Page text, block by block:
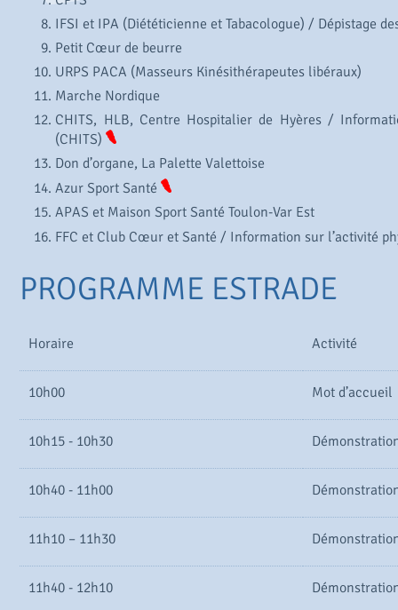
IFSI et IPA (Diététicienne et Tabacologue) / Dépistage
Petit Cœur de beurre
URPS PACA (Masseurs Kinésithérapeutes libéraux)
Marche Nordique
CHITS, HLB, Centre Hospitalier de Hyères /
(CHITS)
Don d’organe, La Palette Valettoise
Azur Sport Santé
APAS et Maison Sport Santé Toulon-Var Est
FFC et Club Cœur et Santé / Information sur l’activité
PROGRAMME ESTRADE
Horaire Activité
10h00 Mot d’accueil
10h15 - 10h30
10h40 - 11h00
11h10 – 11h30
11h40 - 12h10